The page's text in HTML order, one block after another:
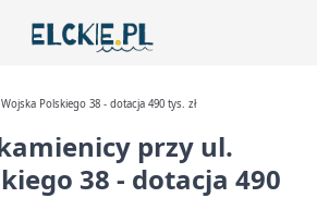
Polskiego 38 - dotacja 490 tys. zł
przy ul.
38 - dotacja 490